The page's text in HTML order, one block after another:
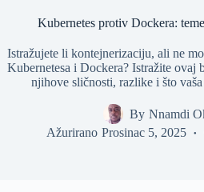
Kubernetes protiv Dockera:
Istražujete li kontejnerizaciju, ali ne
Kubernetesa i Dockera? Istražite ovaj
njihove sličnosti, razlike i što
By Nnamdi
Ažurirano Prosinac 5, 2025